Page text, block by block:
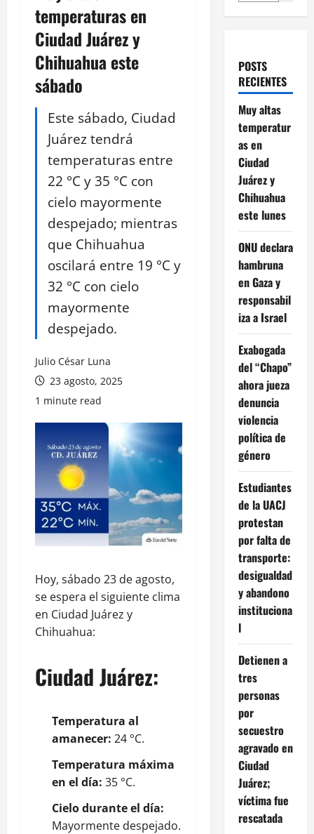
temperaturas en
Ciudad Juárez y
Chihuahua este
sábado
Este sábado, Ciudad
Juárez tendrá
temperaturas entre
22 °C y 35 °C con
cielo mayormente
despejado; mientras
que Chihuahua
oscilará entre 19 °C y
32 °C con cielo
mayormente
despejado.
Julio César Luna
23 agosto, 2025
1 minute read
Hoy, sábado 23 de agosto,
se espera el siguiente clima
en Ciudad Juárez y
Chihuahua:
Ciudad Juárez:
Temperatura al
amanecer: 24 °C.
Temperatura máxima
en el día: 35 °C.
Cielo durante el día:
Mayormente despejado.
POSTS
RECIENTES
Muy altas
temperatur
as en
Ciudad
Juárez y
Chihuahua
este lunes
ONU declara
hambruna
en Gaza y
responsabil
iza a Israel
Exabogada
del “Chapo”
ahora jueza
denuncia
violencia
política de
género
Estudiantes
de la UACJ
protestan
por falta de
transporte:
desigualdad
y abandono
instituciona
l
Detienen a
tres
personas
por
secuestro
agravado en
Ciudad
Juárez;
víctima fue
rescatada